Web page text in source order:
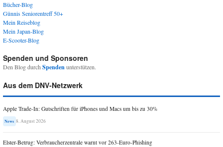
Bücher-Blog
Günnis Seniorentreff 50+
Mein Reiseblog
Mein Japan-Blog
E-Scooter-Blog
Spenden und Sponsoren
Den Blog durchSpendenunterstützen.
Aus dem DNV-Netzwerk
Apple Trade-In: Gutschriften für iPhones und Macs um bis zu 30%
News 8. August 2026
Elster-Betrug: Verbraucherzentrale warnt vor 263-Euro-Phishing